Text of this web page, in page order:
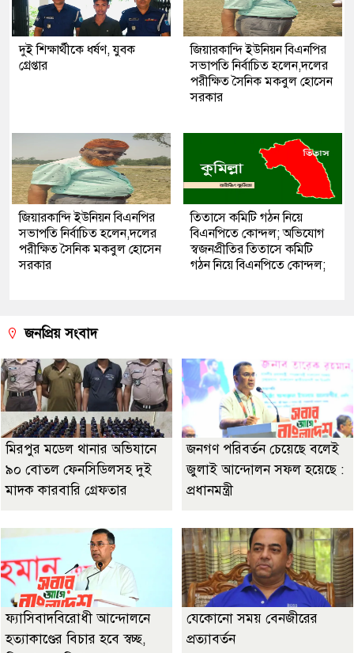
দুই শিক্ষার্থীকে ধর্ষণ, যুবক
গ্রেপ্তার
জিয়ারকান্দি ইউনিয়ন বিএনপির
সভাপতি নির্বাচিত হলেন,দলের
পরীক্ষিত সৈনিক মকবুল হোসেন
সরকার
জিয়ারকান্দি ইউনিয়ন বিএনপির
সভাপতি নির্বাচিত হলেন,দলের
পরীক্ষিত সৈনিক মকবুল হোসেন
সরকার
তিতাসে কমিটি গঠন নিয়ে
বিএনপিতে কোন্দল; অভিযোগ
স্বজনপ্রীতির তিতাসে কমিটি
গঠন নিয়ে বিএনপিতে কোন্দল;
জনপ্রিয় সংবাদ
মিরপুর মডেল থানার অভিযানে
৯০ বোতল ফেনসিডিলসহ দুই
মাদক কারবারি গ্রেফতার
জনগণ পরিবর্তন চেয়েছে বলেই
জুলাই আন্দোলন সফল হয়েছে :
প্রধানমন্ত্রী
ফ্যাসিবাদবিরোধী আন্দোলনে
হত্যাকাণ্ডের বিচার হবে স্বচ্ছ,
যেকোনো সময় বেনজীরের
প্রত্যাবর্তন